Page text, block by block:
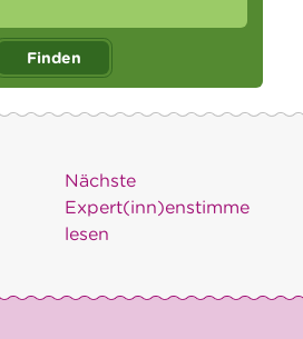
Finden
Nächste
Expert(inn)enstimme
lesen